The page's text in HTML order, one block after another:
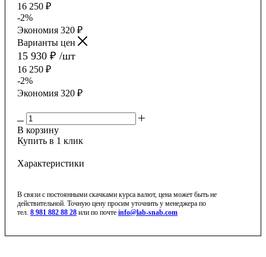
16 250 ₽
-2%
Экономия 320 ₽
Варианты цен
15 930 ₽ /шт
16 250 ₽
-2%
Экономия 320 ₽
В корзину
Купить в 1 клик
Характеристики
В связи с постоянными скачками курса валют, цена может быть не
действительной. Точную цену просим уточнить у менеджера по
тел. 8 981 882 88 28 или по почте info@lab-snab.com